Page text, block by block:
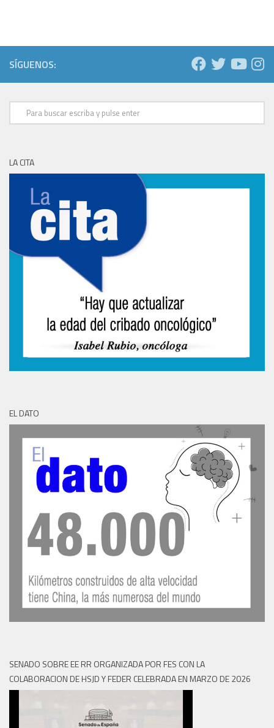
SÍGUENOS:
LA CITA
EL DATO
SENADO SOBRE EE RR ORGANIZADA POR FES CON LA
COLABORACION DE HSJD Y FEDER CELEBRADA EN MARZO DE 2026